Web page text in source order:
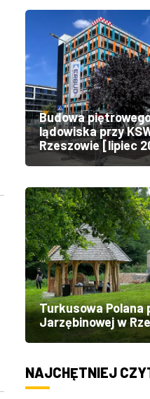
Budowa
lądowiska przy
Rzeszowie [lipiec
Turkusowa Polana
Jarzębinowej w
NAJCHĘTNIEJ